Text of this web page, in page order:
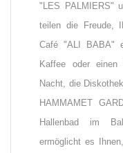
"LES PALMIERS"
teilen die Freude,
Café "ALI BABA"
Kaffee oder
Nacht, die
HAMMAMET
Hallenbad im
ermöglicht es